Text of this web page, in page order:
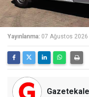
Yayınlanma: 07 Ağustos